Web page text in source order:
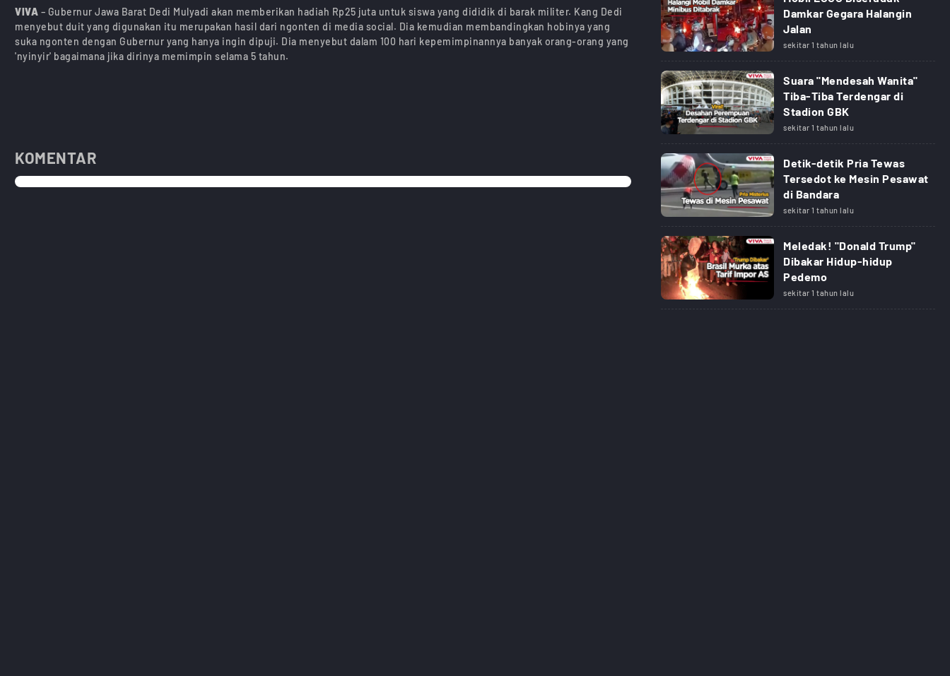
VIVA – Gubernur Jawa Barat Dedi Mulyadi akan memberikan hadiah Rp25 juta untuk siswa yang dididik di barak militer. Kang Dedi
menyebut duit yang digunakan itu merupakan hasil dari ngonten di media social. Dia kemudian membandingkan hobinya yang
suka ngonten dengan Gubernur yang hanya ingin dipuji. Dia menyebut dalam 100 hari kepemimpinannya banyak orang-orang yang
'nyinyir' bagaimana jika dirinya memimpin selama 5 tahun.
KOMENTAR
Damkar Gegara Halangin
Jalan
sekitar 1 tahun lalu
Suara "Mendesah Wanita"
Tiba-Tiba Terdengar di
Stadion GBK
sekitar 1 tahun lalu
Detik-detik Pria Tewas
Tersedot ke Mesin Pesawat
di Bandara
sekitar 1 tahun lalu
Meledak! "Donald Trump"
Dibakar Hidup-hidup
Pedemo
sekitar 1 tahun lalu